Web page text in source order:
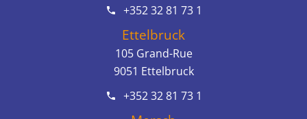
+352 32 81 73 1
Ettelbruck
105 Grand-Rue
9051 Ettelbruck
+352 32 81 73 1